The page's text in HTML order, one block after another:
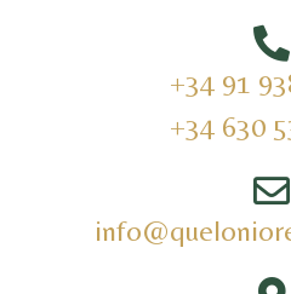
+34 91
+34 630